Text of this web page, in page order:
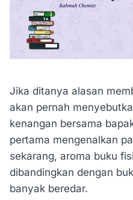
Jika ditanya alasan
akan pernah
kenangan bersama
pertama mengenalkan
sekarang, aroma buku
dibandingkan dengan
banyak beredar.